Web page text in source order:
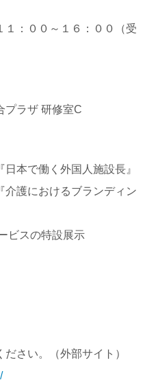
１：００～１６：００（受
プラザ 研修室C
本で働く外国人施設長』
護におけるブランディン
ビスの特設展示
さい。（外部サイト）